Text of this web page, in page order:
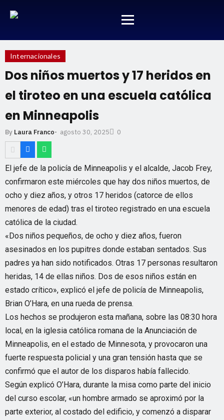
Internacionales
Dos niños muertos y 17 heridos en
el tiroteo en una escuela católica
en Minneapolis
By Laura Franco- agosto 30, 2025 0
El jefe de la policía de Minneapolis y el alcalde, Jacob Frey,
confirmaron este miércoles que hay dos niños muertos, de
ocho y diez años, y otros 17 heridos (catorce de ellos
menores de edad) tras el tiroteo registrado en una escuela
católica de la ciudad.
«Dos niños pequeños, de ocho y diez años, fueron
asesinados en los pupitres donde estaban sentados. Sus
padres ya han sido notificados. Otras 17 personas resultaron
heridas, 14 de ellas niños. Dos de esos niños están en
estado crítico», explicó el jefe de policía de Minneapolis,
Brian O’Hara, en una rueda de prensa.
Los hechos se produjeron esta mañana, sobre las 08:30 hora
local, en la iglesia católica romana de la Anunciación de
Minneapolis, en el estado de Minnesota, y provocaron una
fuerte respuesta policial y una gran tensión hasta que se
confirmó que el autor de los disparos había fallecido.
Según explicó O’Hara, durante la misa como parte del inicio
del curso escolar, «un hombre armado se aproximó por la
parte exterior, al costado del edificio, y comenzó a disparar